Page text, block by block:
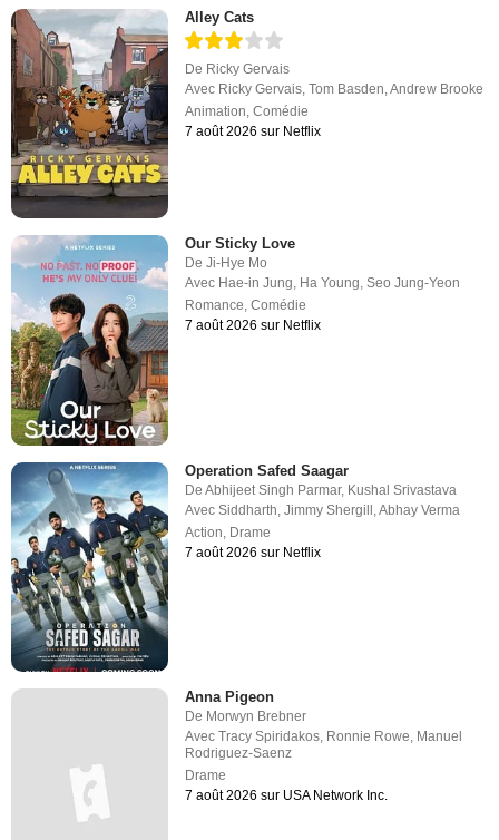
Alley Cats
De Ricky Gervais
Avec Ricky Gervais,Tom Basden,Andrew Brooke
Animation,Comédie
7 août 2026 sur Netflix
Our Sticky Love
DeJi-Hye Mo
Avec Hae-in Jung, Ha Young,Seo Jung-Yeon
Romance,Comédie
7 août 2026 sur Netflix
Operation Safed Saagar
DeAbhijeet Singh Parmar, Kushal Srivastava
AvecSiddharth ,Jimmy Shergill ,Abhay Verma
Action Drame
7 août 2026 sur Netflix
Anna Pigeon
De Morwyn Brebner
AvecTracy Spiridakos, Ronnie Rowe, Manuel
Rodriguez-Saenz
Drame
7 août 2026 sur USA Network Inc.